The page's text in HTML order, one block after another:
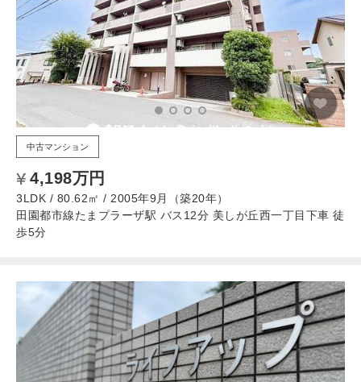
中古マンション
4,198万円
3LDK / 80.62㎡ / 2005年9月（築20年）
田園都市線たまプラーザ駅 バス12分 美しが丘西一丁目下車 徒
歩5分